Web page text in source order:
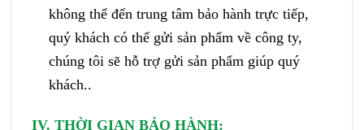
không thể đến trung tâm bảo hành trực tiếp,
quý khách có thể gửi sản phẩm về công ty,
chúng tôi sẽ hỗ trợ gửi sản phẩm giúp quý
khách..
IV. THỜI GIAN BẢO HÀNH: